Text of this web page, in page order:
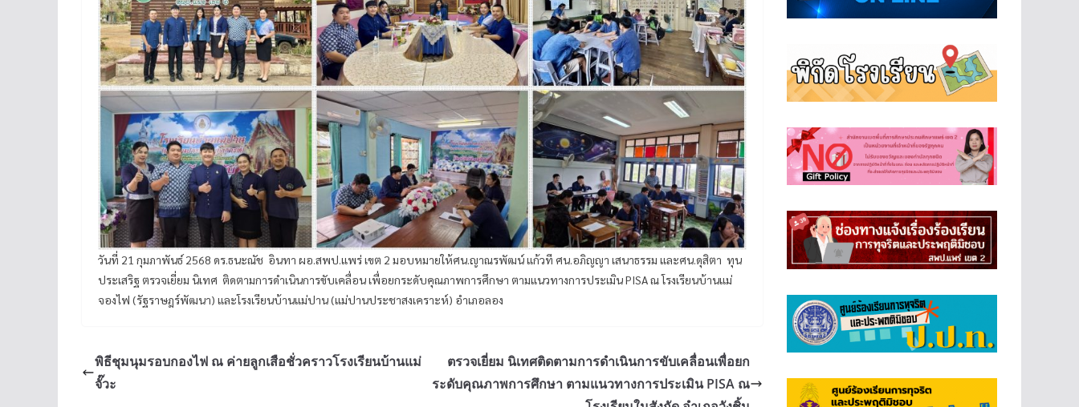
วันที่ 21 กุมภาพันธ์ 2568 ดร.ธนะณัช อินทา ผอ.สพป.แพร่ เขต 2 มอบหมายให้ศน.ญาณรพัฒน์ แก้วที ศน.อภิญญา เสนาธรรม และศน.ดุสิตา ทุน
ประเสริฐ ตรวจเยี่ยม นิเทศ ติดตามการดำเนินการขับเคลื่อน เพื่อยกระดับคุณภาพการศึกษา ตามแนวทางการประเมิน PISA ณ โรงเรียนบ้านแม่
จองไฟ (รัฐราษฎร์พัฒนา) และโรงเรียนบ้านแม่ปาน (แม่ปานประชาสงเคราะห์) อำเภอลอง
พิธีชุมนุมรอบกองไฟ ณ ค่ายลูกเสือชั่วคราวโรงเรียนบ้านแม่
จั๊วะ
ตรวจเยี่ยม นิเทศติดตามการดำเนินการขับเคลื่อนเพื่อยก
ระดับคุณภาพการศึกษา ตามแนวทางการประเมิน PISA ณ